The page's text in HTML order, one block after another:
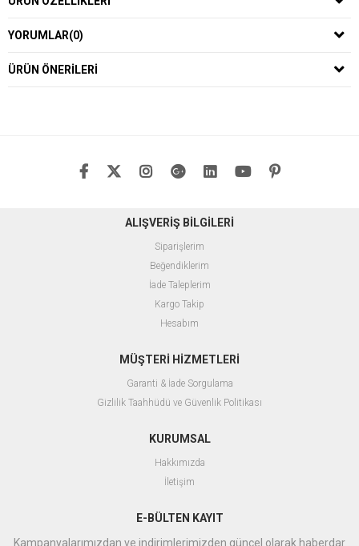
YORUMLAR(0)
ÜRÜN ÖNERILERI
ALIŞVERİŞ BİLGİLERİ
Siparişlerim
Beğendiklerim
İade Taleplerim
Kargo Takip
Hesabım
MÜŞTERİ HİZMETLERİ
Garanti & İade Sorgulama
Gizlilik Taahhüdü ve Güvenlik Politikası
KURUMSAL
Hakkımızda
İletişim
E-BÜLTEN KAYIT
Kampanyalarımızdan ve indirimlerimizden güncel olarak haberdar